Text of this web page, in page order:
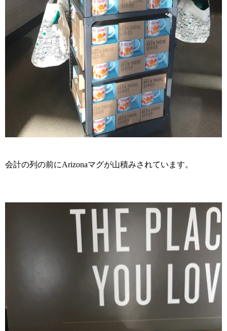
会計の列の前にArizonaマグが山積みされています。